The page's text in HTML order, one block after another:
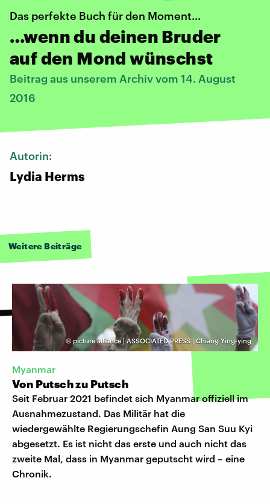
Das perfekte Buch für den Moment…
…wenn du deinen Bruder
auf den Mond wünschst
Beitrag aus unserem Archiv vom 14. August
2016
Autorin:
Lydia Herms
Weitere Beiträge
© picture alliance | ASSOCIATED PRESS | Chiang Ying-ying
Myanmar
Von Putsch zu Putsch
Seit Februar 2021 befindet sich Myanmar offiziell im
Ausnahmezustand. Das Militär hat die
wiedergewählte Regierungschefin Aung San Suu Kyi
abgesetzt. Es ist nicht das erste und auch nicht das
zweite Mal, dass in Myanmar geputscht wird – eine
Chronik.